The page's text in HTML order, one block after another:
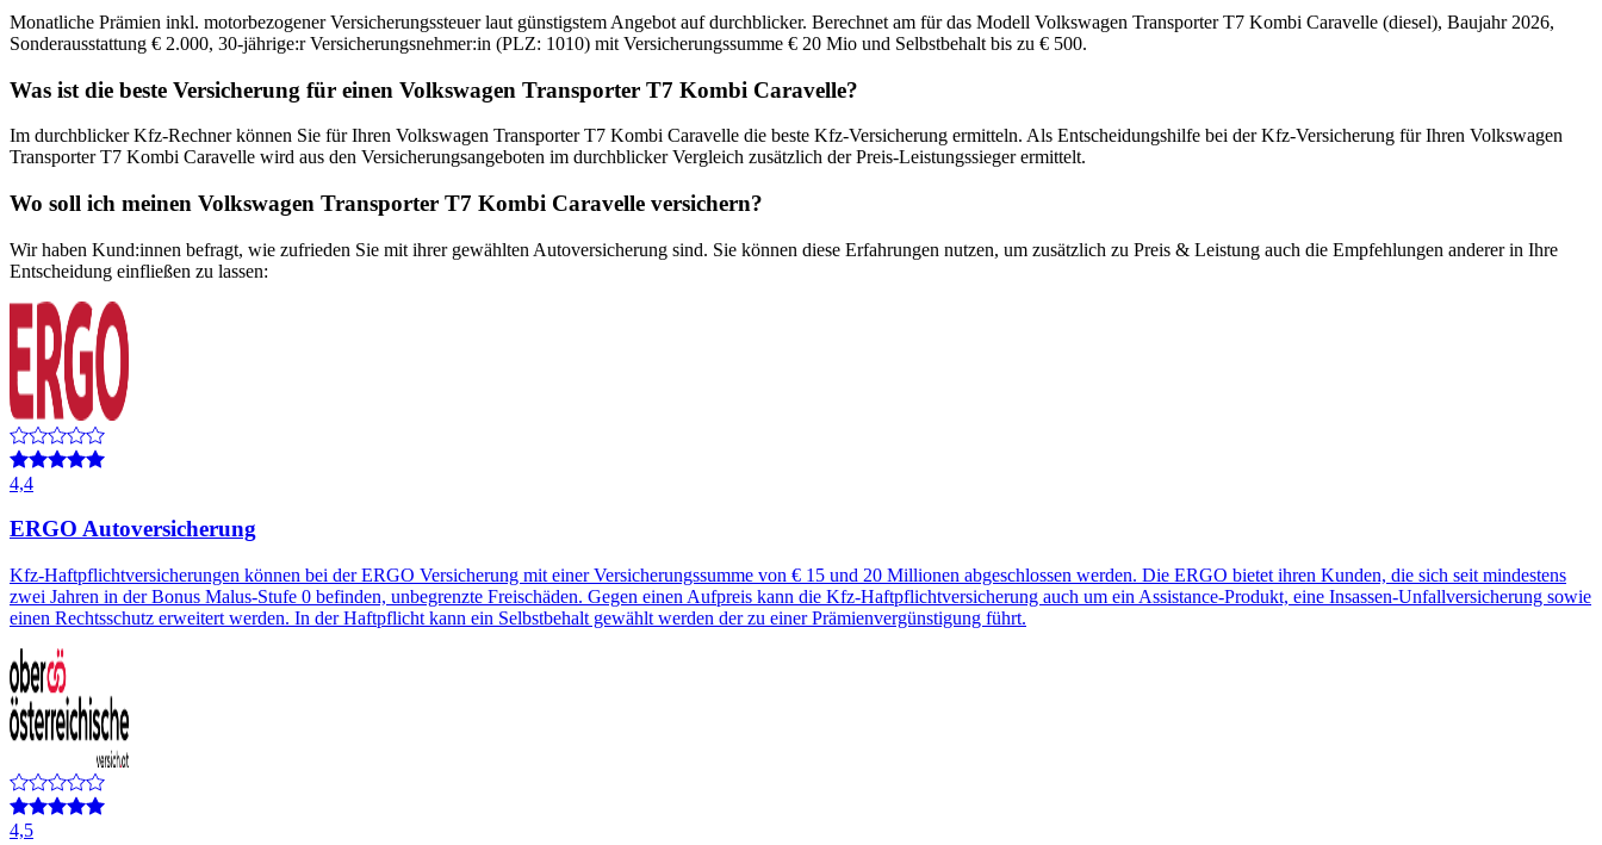
Monatliche Prämien inkl. motorbezogener Versicherungssteuer laut günstigstem Angebot auf durchblicker. Berechnet am für das Modell Volkswagen Transporter T7 Kombi Caravelle (diesel), Baujahr 2026,
Sonderausstattung € 2.000, 30-jährige:rVersicherungsnehmer:in (PLZ: 1010) mit Versicherungssumme € 20 Mio und Selbstbehalt bis zu € 500.
Was ist die beste Versicherung für einen Volkswagen Transporter T7 Kombi Caravelle?
Im durchblicker Kfz-Rechner können Sie für Ihren Volkswagen Transporter T7 Kombi Caravelle die beste Kfz-Versicherung ermitteln. Als Entscheidungshilfe bei der Kfz-Versicherung für Ihren Volkswagen
Transporter T7 Kombi Caravelle wird aus den Versicherungsangeboten im durchblicker Vergleich zusätzlich der Preis-Leistungssieger ermittelt.
Wo soll ich meinen Volkswagen Transporter T7 Kombi Caravelle versichern?
Wir haben Kund:innen befragt, wie zufrieden Sie mit ihrer gewählten Autoversicherung sind. Sie können diese Erfahrungen nutzen, um zusätzlich zu Preis & Leistung auch die Empfehlungen anderer in Ihre
Entscheidung einfließen zu lassen:
4,4
ERGO Autoversicherung
Kfz-Haftpflichtversicherungen können bei der ERGO Versicherung mit einer Versicherungssumme von € 15 und 20 Millionen abgeschlossen werden. Die ERGO bietet ihren Kunden, die sich seit mindestens
zwei Jahren in der Bonus Malus-Stufe 0 befinden, unbegrenzte Freischäden. Gegen einen Aufpreis kann die Kfz-Haftpflichtversicherung auch um ein Assistance-Produkt, eine Insassen-Unfallversicherung sowie
einen Rechtsschutz erweitert werden. In der Haftpflicht kann ein Selbstbehalt gewählt werden der zu einer Prämienvergünstigung führt.
4,5